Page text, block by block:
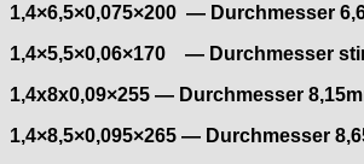
1,4×6,5×0,075×200 — Durchmesser
1,4×5,5×0,06×170 — Durchmesser
1,4x8x0,09×255 — Durchmesser
1,4×8,5×0,095×265 — Durchmesser